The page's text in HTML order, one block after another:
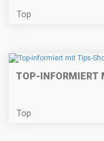
Top
TOP-INFORMIERT
Top